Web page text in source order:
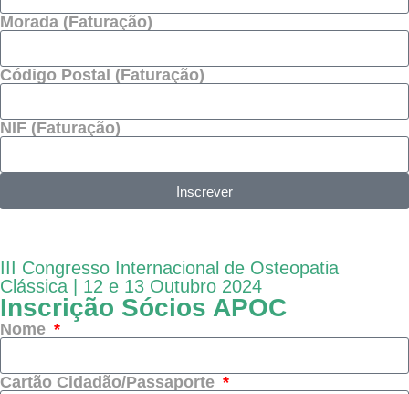
Morada (Faturação)
Código Postal (Faturação)
NIF (Faturação)
Inscrever
III Congresso Internacional de Osteopatia
Clássica | 12 e 13 Outubro 2024
Inscrição Sócios APOC
Nome
Cartão Cidadão/Passaporte